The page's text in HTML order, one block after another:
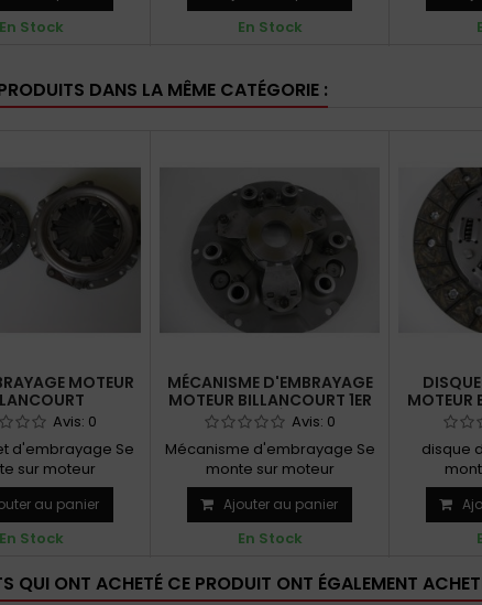
En Stock En Stock
DANS LA MÊME CATÉGORIE :
MOTEUR
Avis: 0
d'embrayage Se
sur moteur
Rappel se
à...
au panier
En Stock
MÉCANISME D'EMBRAYAGE
MOTEUR BILLANCOURT 1ER
MODÈLEAvis: 0
Mécanisme d'embrayage Se
monte sur moteur
BILLANCOURT 1er modèle
Rappel se...
Ajouter au panier
En Stock
MOTEUR
disque
QUI ONT ACHETÉ CE PRODUIT ONT ÉGALEMENT